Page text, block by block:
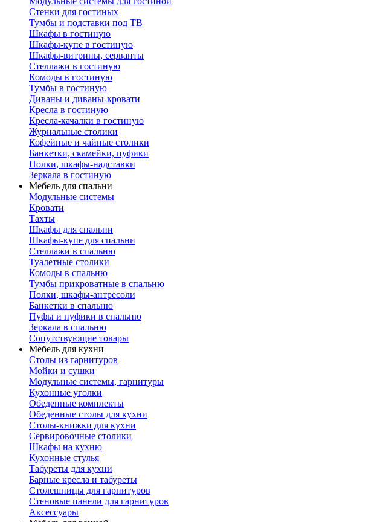
Стенки для гостиных
Тумбы и подставки под ТВ
Шкафы в гостиную
Шкафы-купе в гостиную
Шкафы-витрины, серванты
Стеллажи в гостиную
Комоды в гостиную
Тумбы в гостиную
Диваны и диваны-кровати
Кресла в гостиную
Кресла-качалки в гостиную
Журнальные столики
Кофейные и чайные столики
Банкетки, скамейки, пуфики
Полки, шкафы-надставки
Зеркала в гостиную
Мебель для спальни
Модульные системы
Кровати
Тахты
Шкафы для спальни
Шкафы-купе для спальни
Стеллажи в спальню
Туалетные столики
Комоды в спальню
Тумбы прикроватные в спальню
Полки, шкафы-антресоли
Банкетки в спальню
Пуфы и пуфики в спальню
Зеркала в спальню
Сопутствующие товары
Мебель для кухни
Столы из гарнитуров
Мойки и сушки
Модульные системы, гарнитуры
Кухонные уголки
Обеденные комплекты
Обеденные столы для кухни
Столы-книжки для кухни
Сервировочные столики
Шкафы на кухню
Кухонные стулья
Табуреты для кухни
Барные кресла и табуреты
Столешницы для гарнитуров
Стеновые панели для гарнитуров
Аксессуары